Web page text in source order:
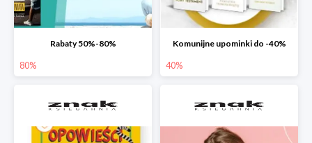
Rabaty 50%-80%
80%
Komunijne upominki do -40%
40%